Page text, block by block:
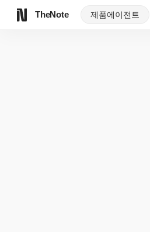
TheNote 제품에이전트